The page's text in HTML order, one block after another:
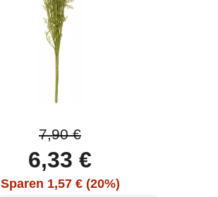
7,90 €
6,33 €
Sparen 1,57 € (20%)